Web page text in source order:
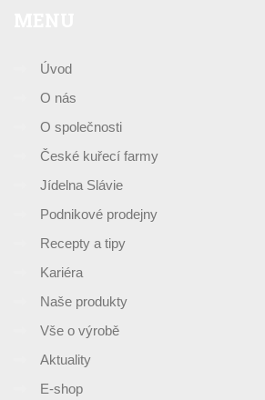
Úvod
O nás
O společnosti
České kuřecí farmy
Jídelna Slávie
Podnikové prodejny
Recepty a tipy
Kariéra
Naše produkty
Vše o výrobě
Aktuality
E-shop